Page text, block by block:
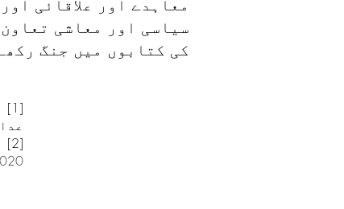
معاہدے اور علاقائی
سیاسی اور معاشی
کی کتابوں میں جنگ
[2]